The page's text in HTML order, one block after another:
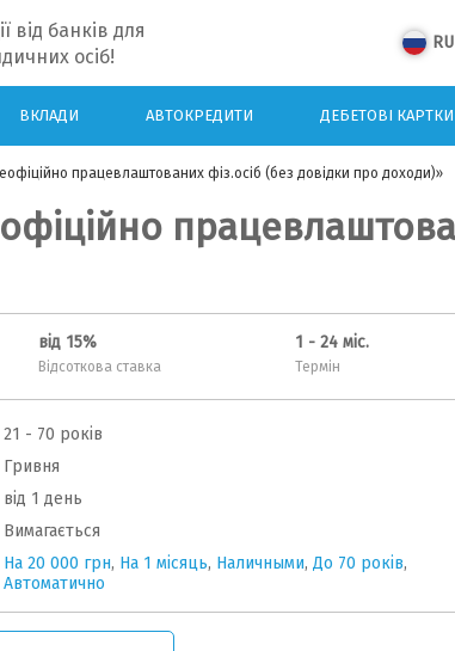
від банків для
осіб!
RU
ВКЛАДИ АВТОКРЕДИТИ ДЕБЕТОВІ КАРТКИ
працевлаштованих фіз.осіб (без довідки про доходи)»
від 15%
Відсоткова ставка
1 - 24 міс.
Термін
21 - 70 років
Гривня
від 1 день
Вимагається
На 20 000 грн, На 1 місяць, Наличными, До 70 років,
Автоматично